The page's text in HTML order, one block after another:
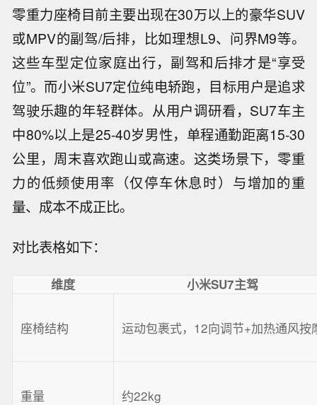
零重力座椅目前主要出现在30万以上的豪华SUV
或MPV的副驾/后排，比如理想L9、问界M9等。
这些车型定位家庭出行，副驾和后排才是“享受
位”。而小米SU7定位纯电轿跑，目标用户是追求
驾驶乐趣的年轻群体。从用户调研看，SU7车主
中80%以上是25-40岁男性，单程通勤距离15-30
公里，周末喜欢跑山或高速。这类场景下，零重
力的低频使用率（仅停车休息时）与增加的重
量、成本不成正比。
对比表格如下：
维度 小米SU7主驾
座椅结构 运动包裹式，12向调节+加热通风按
重量 约22kg